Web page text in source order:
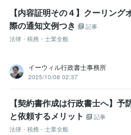
【内容証明その４】クーリン
際の通知文例つき
記事
法律・税務・士業全般
イーウィル行政書士事務所
2025/10/08 02:37
【契約書作成は行政書士へ】予
と依頼するメリット
記事
法律・税務・士業全般